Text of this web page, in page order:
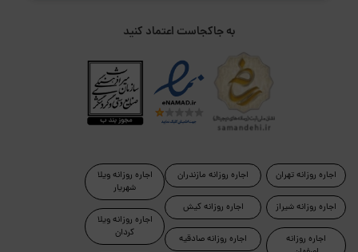
به جاکجاست اعتماد کنید
اجاره روزانه تهران
اجاره روزانه شیراز
اجاره روزانه
اجاره روزانه مازندران
اجاره روزانه کیش
اجاره روزانه صادقیه
اجاره روزانه ویلا
شهریار
اجاره روزانه ویلا
کردان